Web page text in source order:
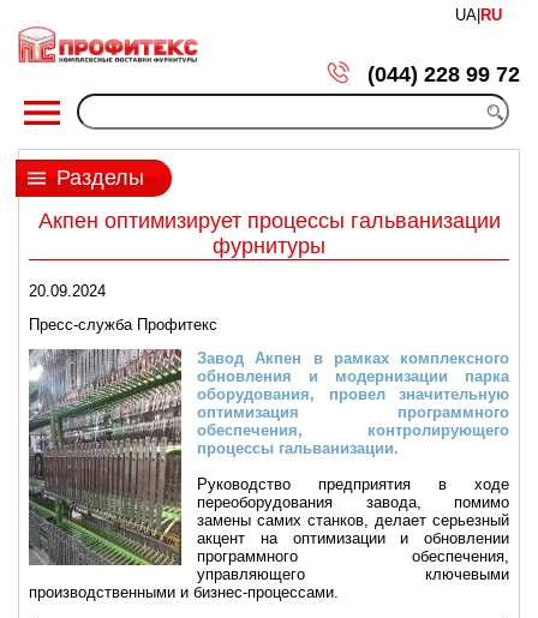
UA RU
(044) 228 99 72
Разделы
Акпен оптимизирует процессы гальванизации
фурнитуры
20.09.2024
Пресс-служба Профитекс
Завод Акпен в рамках комплексного
обновления и модернизации парка
оборудования, провел значительную
оптимизация программного
обеспечения, контролирующего
процессы гальванизации.
Руководство предприятия в ходе
переоборудования завода, помимо
замены самих станков, делает серьезный
акцент на оптимизации и обновлении
программного обеспечения,
управляющего ключевыми
производственными и бизнес-процессами.